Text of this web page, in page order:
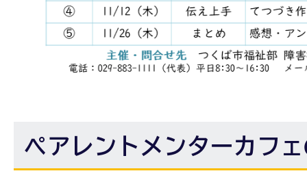
ペアレントメンターカフ